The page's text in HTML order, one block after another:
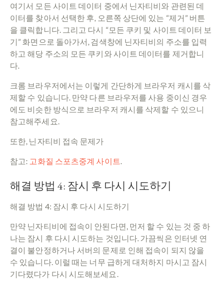
여기서 모든 사이트 데이터 중에서 닌자티비와 관련된 데
이터를 찾아서 선택한 후, 오른쪽 상단에 있는 “제거” 버튼
을 클릭합니다. 그리고 다시 “모든 쿠키 및 사이트 데이터 보
기” 화면으로 돌아가서, 검색창에 닌자티비의 주소를 입력
하고 해당 주소의 모든 쿠키와 사이트 데이터를 제거합니
다.
크롬 브라우저에서는 이렇게 간단하게 브라우저 캐시를 삭
제할 수 있습니다. 만약 다른 브라우저를 사용 중이신 경우
에도 비슷한 방식으로 브라우저 캐시를 삭제할 수 있으니
참고해주세요.
또한, 닌자티비 접속 문제가
참고: 고화질 스포츠중계 사이트
해결 방법 4: 잠시 후 다시 시도하기
해결 방법 4: 잠시 후 다시 시도하기
만약 닌자티비에 접속이 안된다면, 먼저 할 수 있는 것 중 하
나는 잠시 후 다시 시도하는 것입니다. 가끔씩은 인터넷 연
결이 불안정하거나 서버의 문제로 인해 접속이 되지 않을
수 있습니다. 이럴 때는 너무 급하게 대처하지 마시고 잠시
기다렸다가 다시 시도해보세요.